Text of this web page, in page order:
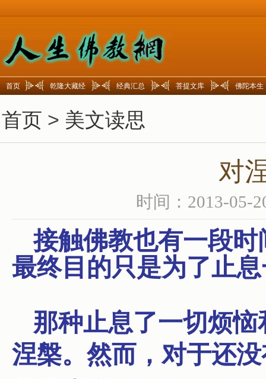
首页 乾隆大藏经 经典汇总 菩提文库 佛陀本生
首页 > 美文读思
对
时间：2013-05-
接触佛教也有一段
最终目的只是为了止
那种止息了一切烦
涅槃。 然而，对于还